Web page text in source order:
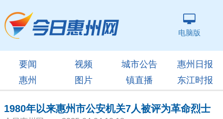
电脑版
要闻 视频 城市公告
惠州日报
惠州
图片 镇直播 东江时报
1980年以来惠州市公安机关7人被评为革命烈士